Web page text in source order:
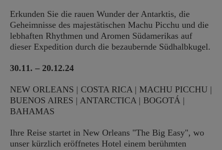
Erkunden Sie die rauen Wunder der Antarktis, die
Geheimnisse des majestätischen Machu Picchu und die
lebhaften Rhythmen und Aromen Südamerikas auf
dieser Expedition durch die bezaubernde Südhalbkugel.
30.11. – 20.12.24
NEW ORLEANS | COSTA RICA | MACHU PICCHU |
BUENOS AIRES | ANTARCTICA | BOGOTÁ |
BAHAMAS
Ihre Reise startet in New Orleans "The Big Easy", wo
unser kürzlich eröffnetes Hotel einem berühmten